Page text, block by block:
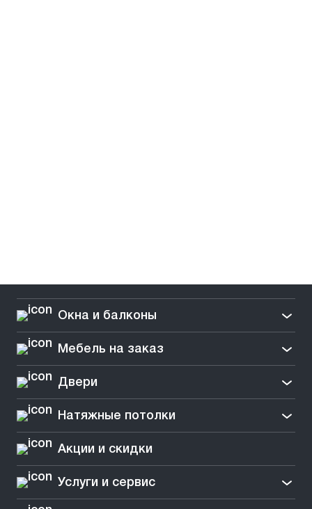
Окна и балконы
Мебель на заказ
Двери
Натяжные потолки
Акции и скидки
Услуги и сервис